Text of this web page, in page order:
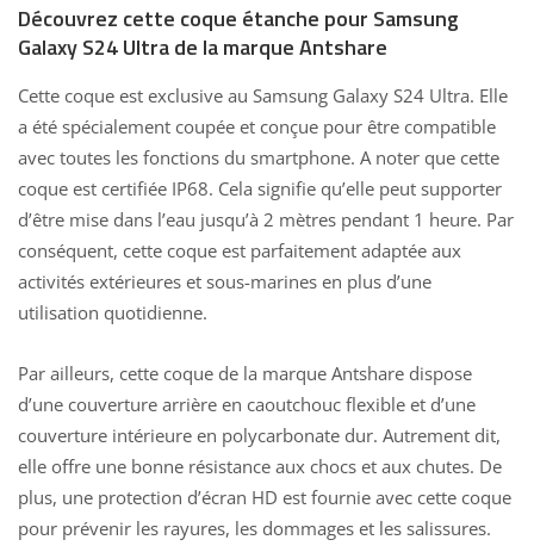
Découvrez cette coque étanche pour Samsung
Galaxy S24 Ultra de la marque Antshare
Cette coque est exclusive au Samsung Galaxy S24 Ultra. Elle
a été spécialement coupée et conçue pour être compatible
avec toutes les fonctions du smartphone. A noter que cette
coque est certifiée IP68. Cela signifie qu’elle peut supporter
d’être mise dans l’eau jusqu’à 2 mètres pendant 1 heure. Par
conséquent, cette coque est parfaitement adaptée aux
activités extérieures et sous-marines en plus d’une
utilisation quotidienne.
Par ailleurs, cette coque de la marque Antshare dispose
d’une couverture arrière en caoutchouc flexible et d’une
couverture intérieure en polycarbonate dur. Autrement dit,
elle offre une bonne résistance aux chocs et aux chutes. De
plus, une protection d’écran HD est fournie avec cette coque
pour prévenir les rayures, les dommages et les salissures.